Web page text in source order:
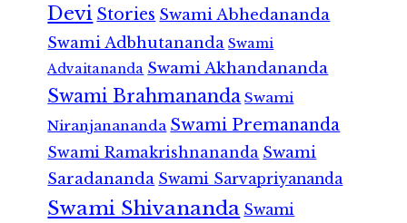
Devi Stories Swami Abhedananda
Swami Adbhutananda Swami
Advaitananda Swami Akhandananda
Swami Brahmananda Swami
Niranjanananda Swami Premananda
Swami Ramakrishnananda Swami
Saradananda Swami Sarvapriyananda
Swami Shivananda Swami